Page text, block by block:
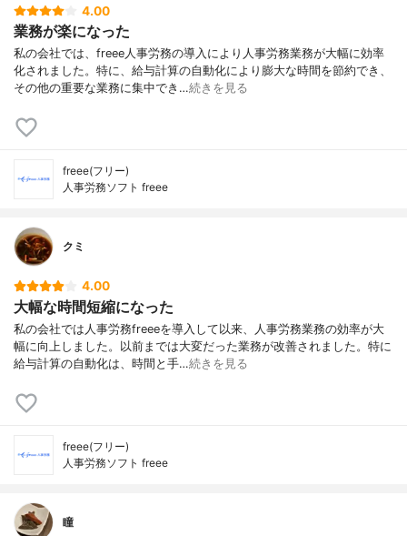
4.00
業務が楽になった
私の会社では、freee人事労務の導入により人事労務業務が大幅に効率
化されました。特に、給与計算の自動化により膨大な時間を節約でき、
その他の重要な業務に集中でき…続きを見る
freee(フリー)
人事労務ソフト freee
クミ
4.00
大幅な時間短縮になった
私の会社では人事労務freeeを導入して以来、人事労務業務の効率が大
幅に向上しました。以前までは大変だった業務が改善されました。特に
給与計算の自動化は、時間と手…続きを見る
freee(フリー)
人事労務ソフト freee
瞳